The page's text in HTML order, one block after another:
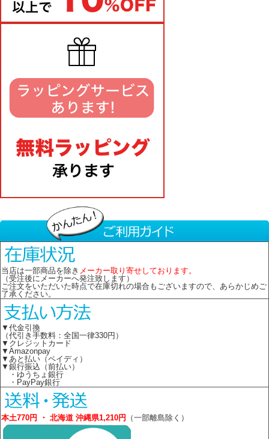
当店は一部商品を除き メーカー取り寄せしております。
（受注後にメーカーへ発注致します）
ご注文をいただいた時点で在庫切れの場合もございますので、あらかじめご
了承ください。
▼代金引換
（代引き手数料：全国一律330円）
▼クレジットカード
▼Amazonpay
▼あと払い（ペイディ）
▼銀行振込（前払い）
・ゆうちょ銀行
・PayPay銀行
本土770円 ・ 北海道 沖縄県1,210円 （一部離島除く）